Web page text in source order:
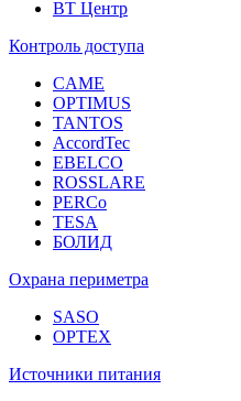
ВТ Центр
Контроль доступа
CAME
OPTIMUS
TANTOS
AccordTec
EBELCO
ROSSLARE
PERCo
TESA
БОЛИД
Охрана периметра
SASO
OPTEX
Источники питания